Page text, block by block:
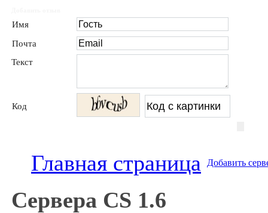
Имя
Почта
Текст
Код
Главная страница Добавить
Сервера CS 1.6